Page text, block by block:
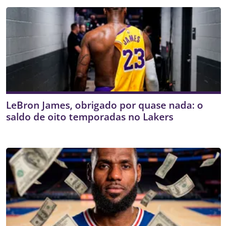
LeBron James, obrigado por quase nada: o
saldo de oito temporadas no Lakers